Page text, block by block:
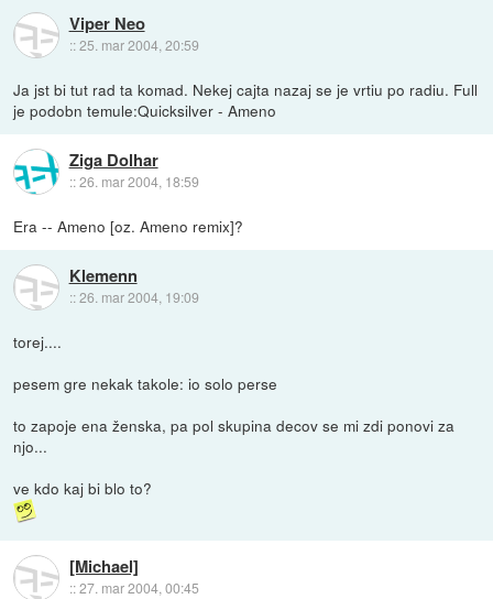
Viper Neo
::25. mar 2004, 20:59
Ja jst bi tut rad ta komad. Nekej cajta nazaj se je vrtiu po radiu. Full
je podobn temule:Quicksilver - Ameno
Ziga Dolhar
::26. mar 2004, 18:59
Era -- Ameno [oz. Ameno remix]?
Klemenn
::26. mar 2004, 19:09
torej....
pesem gre nekak takole: io solo perse
to zapoje ena ženska, pa pol skupina decov se mi zdi ponovi za
njo...
ve kdo kaj bi blo to?
[Michael]
::27. mar 2004, 00:45